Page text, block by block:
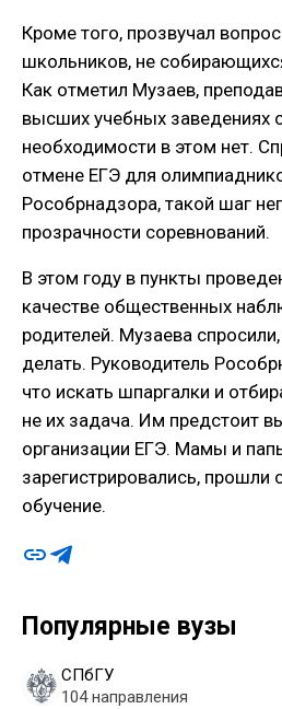
Популярные вузы
СПбГУ
104 направления
Кроме того, прозвучал
школьников, не
Как отметил Музаев,
высших учебных заведениях
необходимости в этом нет.
отмене ЕГЭ для
Рособрнадзора, такой шаг
прозрачности соревнований.
В этом году в пункты
качестве общественных
родителей. Музаева
делать. Руководитель
что искать шпаргалки и
не их задача. Им предстоит
организации ЕГЭ. Мамы и
зарегистрировались, прошли
обучение.